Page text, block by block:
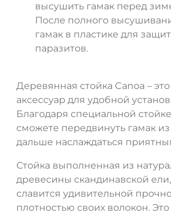
высушить гамак перед
После полного
гамак в пластике для
паразитов.
Деревянная стойка Canoa –
аксессуар для удобной
Благодаря специальной
сможете передвинуть гамак
дальше наслаждаться
Стойка выполненная из
древесины скандинавской ели,
славится удивительной
плотностью своих волокон.